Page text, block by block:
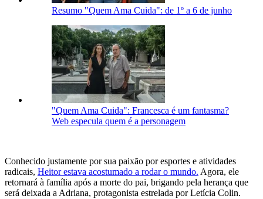
Resumo "Quem Ama Cuida": de 1º a 6 de junho
"Quem Ama Cuida": Francesca é um fantasma?
Web especula quem é a personagem
Conhecido justamente por sua paixão por esportes e atividades
radicais, Heitor estava acostumado a rodar o mundo. Agora, ele
retornará à família após a morte do pai, brigando pela herança que
será deixada a Adriana, protagonista estrelada por Letícia Colin.